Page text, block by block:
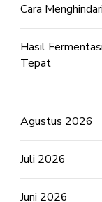
Cara
Hasil
Tepat
Agustus 2026
Juli 2026
Juni 2026